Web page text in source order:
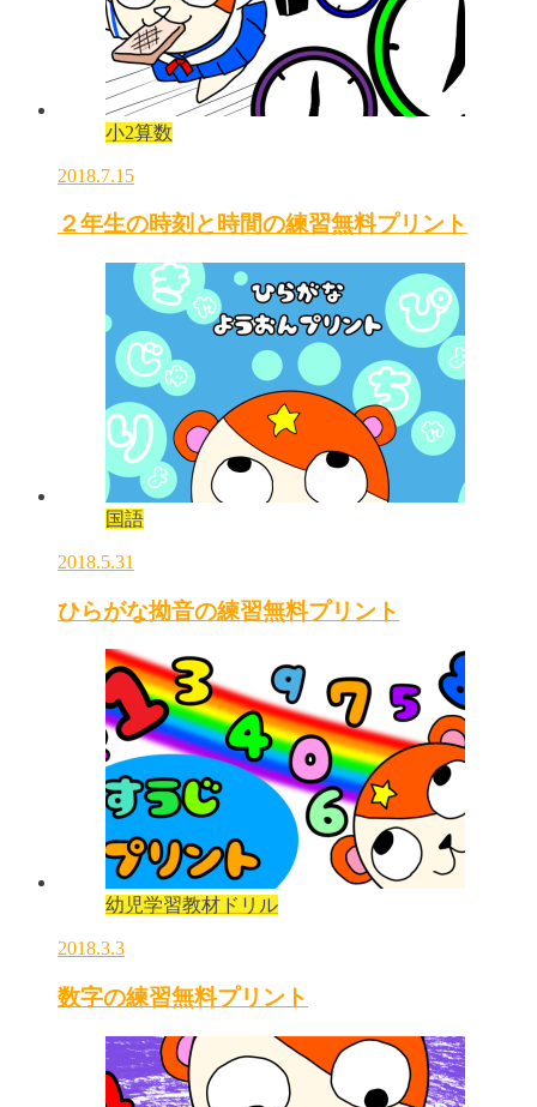
小2算数
2018.7.15
２年生の時刻と時間の練習無料プリント
国語
2018.5.31
ひらがな拗音の練習無料プリント
幼児学習教材ドリル
2018.3.3
数字の練習無料プリント